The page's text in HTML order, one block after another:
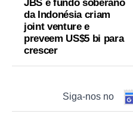
JBS e fundo soberano
da Indonésia criam
joint venture e
preveem US$5 bi para
crescer
Siga-nos no